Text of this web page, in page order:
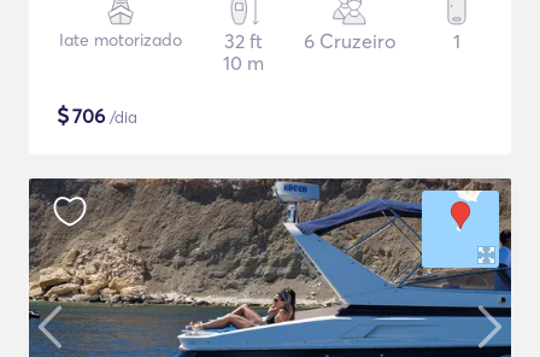
Iate motorizado
32 ft
10 m
6 Cruzeiro 1
$706 /dia